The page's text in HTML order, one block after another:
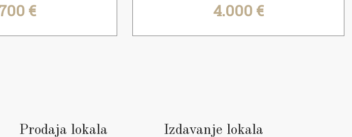
€ 4.000 €
Prodaja lokala Izdavanje lokala